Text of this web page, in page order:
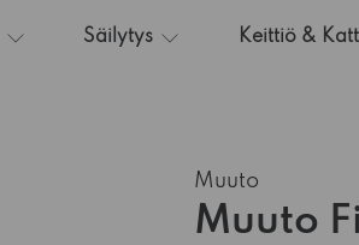
Säilytys Keittiö &
Muuto
Muuto